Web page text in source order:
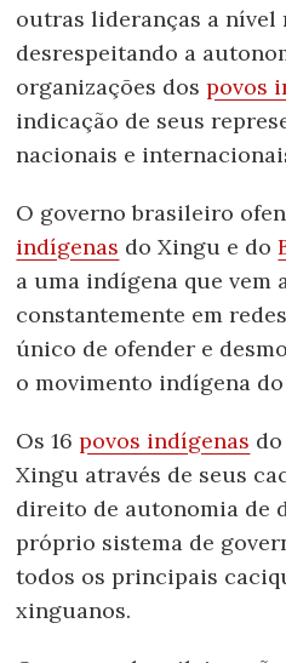
outras lideranças a nível
desrespeitando a
organizações dospovos
indicação de seus
nacionais e
O governo brasileiro
indígenas do Xingu e do
a uma indígena que vem
constantemente em
único de ofender e
o movimento indígena
Os 16povos indígenas
Xingu através de seus
direito de autonomia de
próprio sistema de
todos os principais
xinguanos.